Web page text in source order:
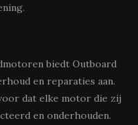
biedt Outboard
en reparaties aan.
dat elke motor die zij
en onderhouden.